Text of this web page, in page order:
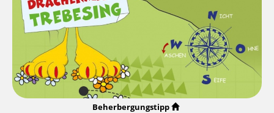
Beherbergungstipp